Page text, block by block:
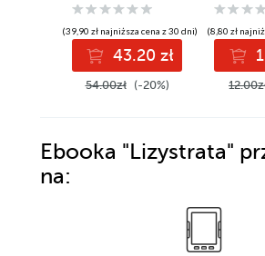
(39,90 zł najniższa cena z 30 dni)
43.20 zł
54.00zł (-20%)
(8,80 zł
Ebooka "Lizystrata"
na: